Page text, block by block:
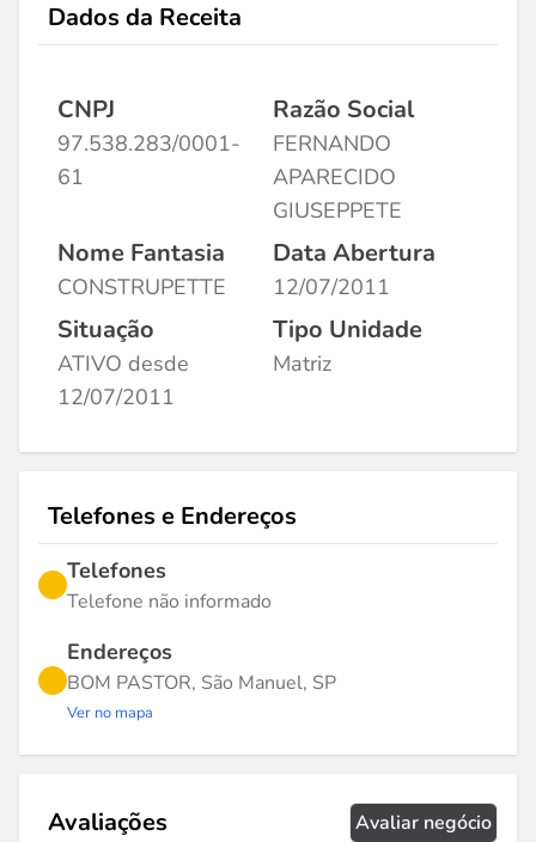
Dados da Receita
CNPJ
97.538.283/0001-
61
Razão Social
FERNANDO
APARECIDO
GIUSEPPETE
Nome Fantasia
CONSTRUPETTE
Data Abertura
12/07/2011
Situação
ATIVO desde
12/07/2011
Tipo Unidade
Matriz
Telefones e Endereços
Telefones
Telefone não informado
Endereços
BOM PASTOR, São Manuel, SP
Ver no mapa
Avaliações Avaliar negócio